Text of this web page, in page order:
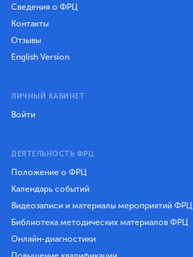
Сведения о ФРЦ
Контакты
Отзывы
English Version
ЛИЧНЫЙ КАБИНЕТ
Войти
ДЕЯТЕЛЬНОСТЬ ФРЦ
Положение о ФРЦ
Календарь событий
Видеозаписи и материалы мероприятий ФРЦ
Библиотека методических материалов ФРЦ
Онлайн-диагностики